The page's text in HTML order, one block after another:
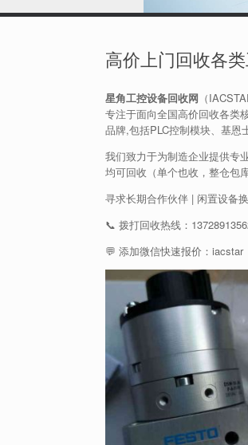
高价上门回收各
星角工控设备回收网 （
专注于面向全国高价回收各类
品牌,包括PLC控制模块、基恩
我们致力于为制造企业提供专
均可回收（单个也收，整仓包
寻求长期合作伙伴 | 闲置设备
📞 拨打回收热线：
💬 添加微信快速报价：iacstar